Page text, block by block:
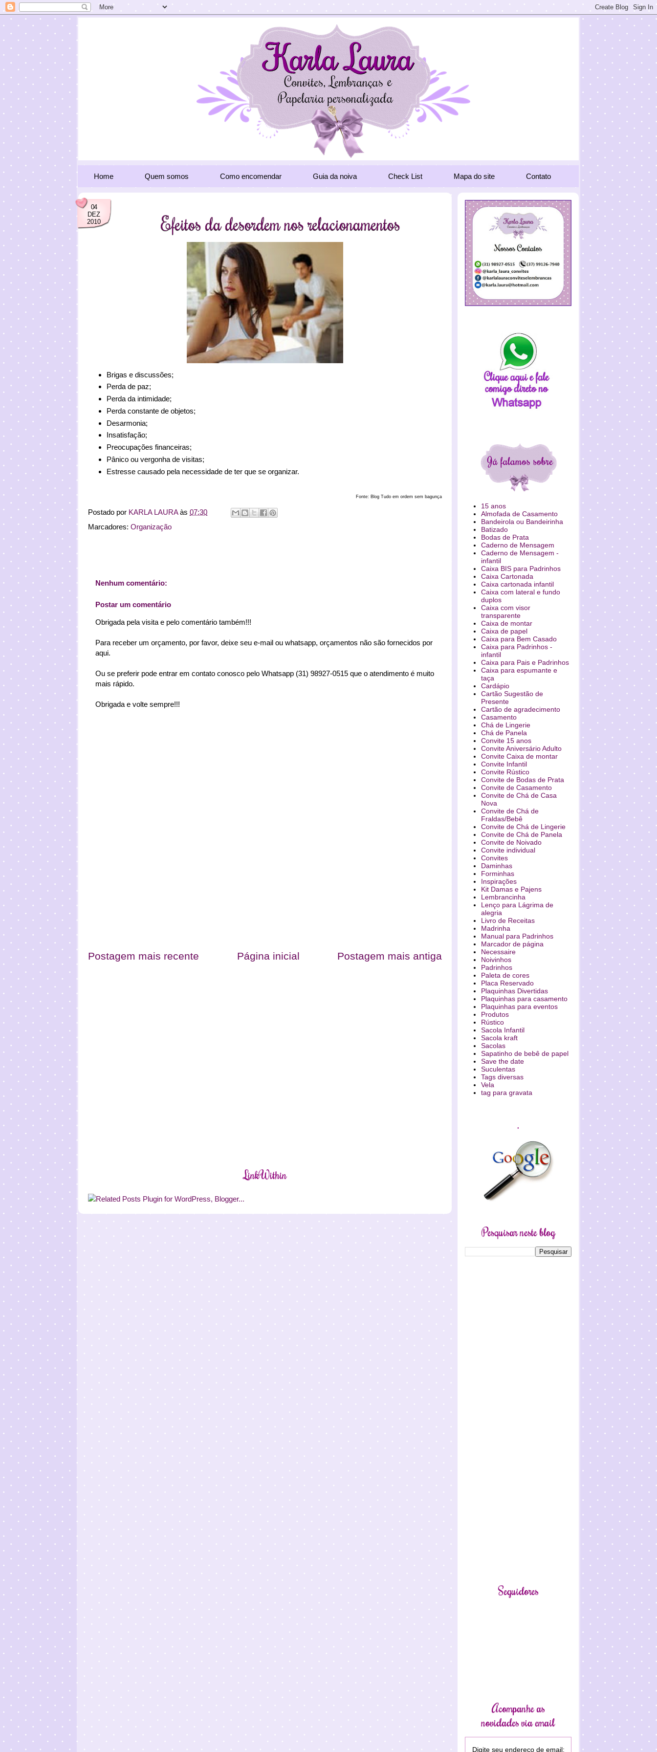
Home Quem somos Como encomendar Guia da noiva Check List Mapa do site Contato
04
DEZ
2010
Efeitos da desordem nos relacionamentos
Brigas e discussões;
Perda de paz;
Perda da intimidade;
Perda constante de objetos;
Desarmonia;
Insatisfação;
Preocupações financeiras;
Pânico ou vergonha de visitas;
Estresse causado pela necessidade de ter que se organizar.
Fonte: Blog Tudo em ordem sem bagunça
Postado por KARLA LAURAàs 07:30
Marcadores: Organização
Nenhum comentário:
Postar um comentário
Obrigada pela visita e pelo comentário também!!!
Para receber um orçamento, por favor, deixe seu e-mail ou whatsapp, orçamentos não são fornecidos por
aqui.
Ou se preferir pode entrar em contato conosco pelo Whatsapp (31) 98927-0515 que o atendimento é muito
mais rápido.
Obrigada e volte sempre!!!
Postagem mais recente Postagem mais antiga
Página inicial
LinkWithin
15 anos
Almofada de Casamento
Bandeirola ou Bandeirinha
Batizado
Bodas de Prata
Caderno de Mensagem
Caderno de Mensagem -
infantil
Caixa BIS para Padrinhos
Caixa Cartonada
Caixa cartonada infantil
Caixa com lateral e fundo
duplos
Caixa com visor
transparente
Caixa de montar
Caixa de papel
Caixa para Bem Casado
Caixa para Padrinhos -
infantil
Caixa para Pais e Padrinhos
Caixa para espumante e
taça
Cardápio
Cartão Sugestão de
Presente
Cartão de agradecimento
Casamento
Chá de Lingerie
Chá de Panela
Convite 15 anos
Convite Aniversário Adulto
Convite Caixa de montar
Convite Infantil
Convite Rústico
Convite de Bodas de Prata
Convite de Casamento
Convite de Chá de Casa
Nova
Convite de Chá de
Fraldas/Bebê
Convite de Chá de Lingerie
Convite de Chá de Panela
Convite de Noivado
Convite individual
Convites
Daminhas
Forminhas
Inspirações
Kit Damas e Pajens
Lembrancinha
Lenço para Lágrima de
alegria
Livro de Receitas
Madrinha
Manual para Padrinhos
Marcador de página
Necessaire
Noivinhos
Padrinhos
Paleta de cores
Placa Reservado
Plaquinhas Divertidas
Plaquinhas para casamento
Plaquinhas para eventos
Produtos
Rústico
Sacola Infantil
Sacola kraft
Sacolas
Sapatinho de bebê de papel
Save the date
Suculentas
Tags diversas
Vela
tag para gravata
.
Pesquisar neste blog
Seguidores
Acompanhe as
novidades via email
Digite seu endereço de email: